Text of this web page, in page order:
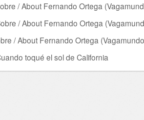
/ About Fernando Ortega
/ About Fernando Ortega
/ About Fernando Ortega
toqué el sol de California